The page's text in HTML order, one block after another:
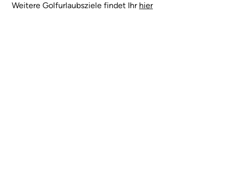
Weitere Golfurlaubsziele findet Ihr hier